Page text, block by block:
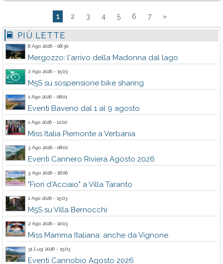
1 2 3 4 5 6 7 »
PIÙ LETTE
8 Ago 2026 - 08:30
Mergozzo: l'arrivo della Madonna dal lago
2 Ago 2026 - 15:03
M5S su sospensione bike sharing
1 Ago 2026 - 08:01
Eventi Baveno dal 1 al 9 agosto
1 Ago 2026 - 12:02
Miss Italia Piemonte a Verbania
3 Ago 2026 - 08:01
Eventi Cannero Riviera Agosto 2026
3 Ago 2026 - 18:06
"Fiori d'Acciaio" a Villa Taranto
1 Ago 2026 - 15:03
M5S su Villa Bernocchi
2 Ago 2026 - 10:03
Miss Mamma Italiana: anche da Vignone
31 Lug 2026 - 15:03
Eventi Cannobio Agosto 2026